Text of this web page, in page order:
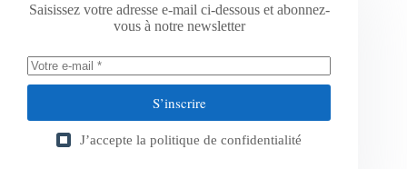
Saisissez votre adresse e-mail ci-dessous et abonnez-
vous à notre newsletter
S’inscrire
J’accepte la politique de confidentialité